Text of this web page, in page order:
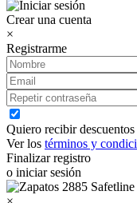
Crear una cuenta
×
Registrarme
Quiero recibir
Ver los términos y
Finalizar registro
o iniciar sesión